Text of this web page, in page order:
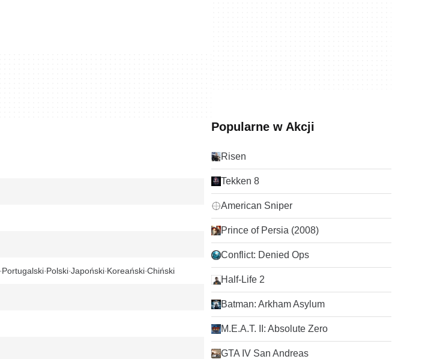
Portugalski Polski Japoński Koreański Chiński
Popularne w Akcji
Risen
Tekken 8
American Sniper
Prince of Persia (2008)
Conflict: Denied Ops
Half-Life 2
Batman: Arkham Asylum
M.E.A.T. II: Absolute Zero
GTA IV San Andreas